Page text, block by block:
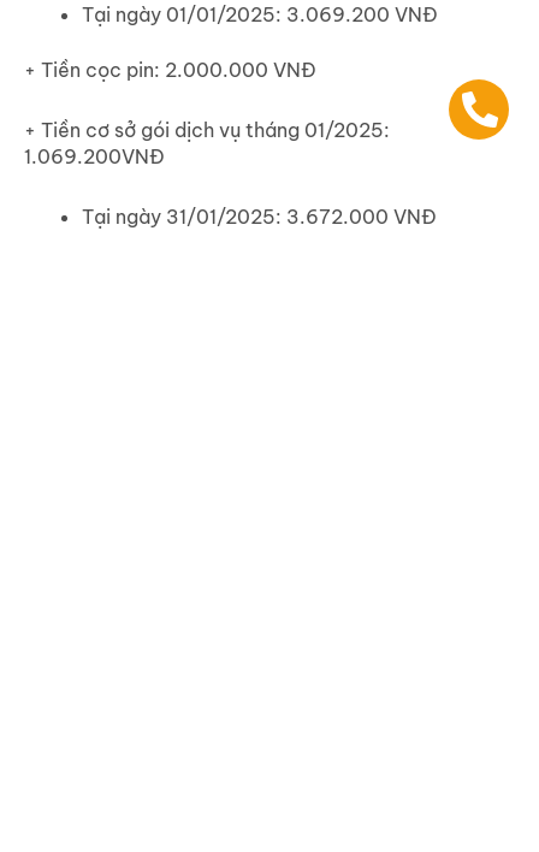
Tại ngày 01/01/2025: 3.069.200 VNĐ
+ Tiền cọc pin: 2.000.000 VNĐ
+ Tiền cơ sở gói dịch vụ tháng 01/2025:
1.069.200VNĐ
Tại ngày 31/01/2025: 3.672.000 VNĐ